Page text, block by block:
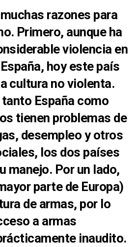
razones para
Primero, aunque ha
violencia en
hoy este país
cultura no violenta.
España como
tienen problemas de
desempleo y otros
los dos países
manejo. Por un lado,
parte de Europa)
de armas, por lo
a armas
inaudito.